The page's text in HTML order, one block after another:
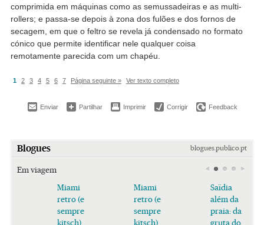
comprimida em máquinas como as semussadeiras e as multi-
rollers; e passa-se depois à zona dos fulões e dos fornos de
secagem, em que o feltro se revela já condensado no formato
cónico que permite identificar nele qualquer coisa
remotamente parecida com um chapéu.
1 2 3 4 5 6 7 Página seguinte » Ver texto completo
Enviar Partilhar Imprimir Corrigir Feedback
Blogues blogues.publico.pt
Em viagem
Miami
retro (e
sempre
kitsch)
Miami
retro (e
sempre
kitsch)
Saïdia
além da
praia: da
gruta do